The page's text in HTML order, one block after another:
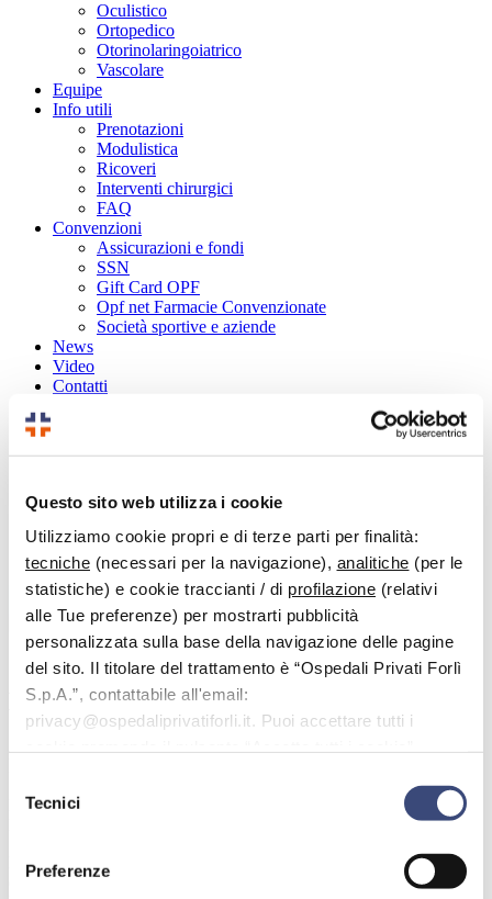
Questo sito web utilizza i cookie
Utilizziamo cookie propri e di terze parti per finalità:
tecniche (necessari per la navigazione), analitiche (per le
statistiche) e cookie traccianti / di profilazione (relativi
alle Tue preferenze) per mostrarti pubblicità
personalizzata sulla base della navigazione delle pagine
del sito. Il titolare del trattamento è “Ospedali Privati Forlì
S.p.A.”, contattabile all'email:
privacy@ospedaliprivatiforli.it. Puoi accettare tutti i
gestire le tue preferenze facendo clic su “Personalizza”.
delTecnici
Preferenze
Oculistico
Ortopedico
Otorinolaringoiatrico
Vascolare
Equipe
Info utili
Prenotazioni
Modulistica
Ricoveri
Interventi chirurgici
FAQ
Convenzioni
Assicurazioni e fondi
SSN
Gift Card OPF
Opf net Farmacie Convenzionate
Società sportive e aziende
News
Video
Contatti
Dott.Mughetti Maurizio
Il Dott. Mughetti Maurizio è specializzato in Radiologia indirizzo
E’ il direttore di Radiologia A.U.S.L. Cesena e professore a
contratto presso L’università di Bologna, corso di studio in